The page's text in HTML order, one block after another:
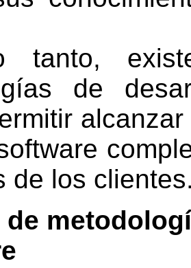
tanto,
de
de los
de